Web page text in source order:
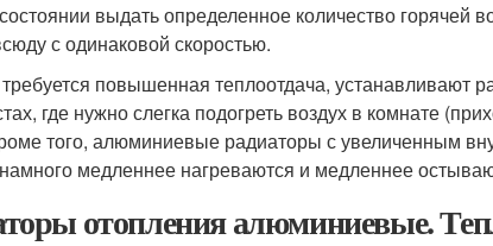
выдать определенное количество горячей
с одинаковой скоростью.
повышенная теплоотдача, устанавливают
где нужно слегка подогреть воздух в комнате
того, алюминиевые радиаторы с увеличенным
медленнее нагреваются и медленнее
отопления алюминиевые.